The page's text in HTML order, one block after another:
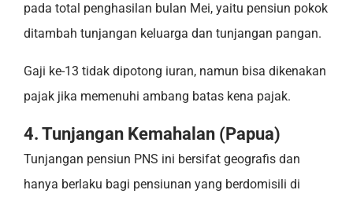
pada total penghasilan bulan Mei, yaitu pensiun pokok
ditambah tunjangan keluarga dan tunjangan pangan.
Gaji ke-13 tidak dipotong iuran, namun bisa dikenakan
pajak jika memenuhi ambang batas kena pajak.
4. Tunjangan Kemahalan (Papua)
Tunjangan pensiun PNS ini bersifat geografis dan
hanya berlaku bagi pensiunan yang berdomisili di